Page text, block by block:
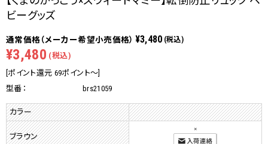
ビーグッズ
¥3,480 (税込)
¥3,480 (税込)
[ポイント還元 69ポイント～]
型番：
brs21059
カラー
ブラウン
×